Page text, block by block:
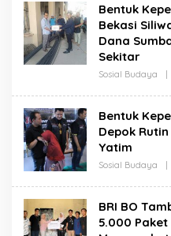
Bentuk
Bekasi
Dana
Sekitar
Sosial Budaya |
Bentuk
Depok
Yatim
Sosial Budaya |
BRI BO
5.000